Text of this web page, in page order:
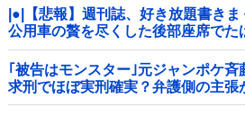
|●|【悲報】週刊誌、好き放題書き
公用車の贅を尽くした後部座席でた
時間「どんどん延びる乗車時間」
｢被告はモンスター｣元ジャンポケ
求刑でほぼ実刑確実？弁護側の主張